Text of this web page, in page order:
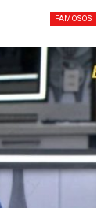
FAMOSOS